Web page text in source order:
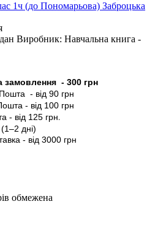
Виробник: Навчальна книга -
замовлення - 300 грн
- від 90 грн
- від 100 грн
- від 125 грн.
дні)
- від 3000 грн
обмежена